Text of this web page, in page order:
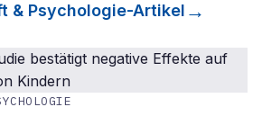
& Psychologie-Artikel